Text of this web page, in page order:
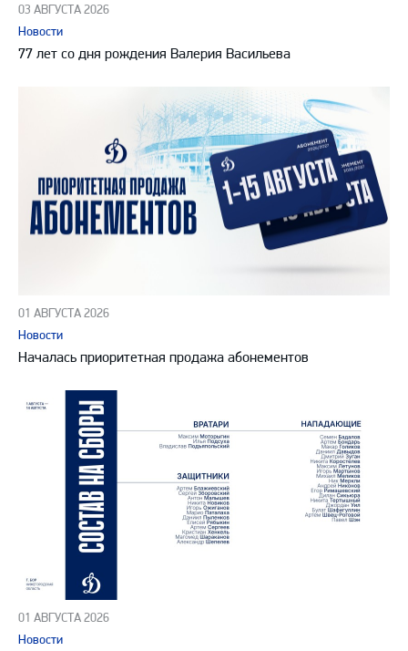
03 АВГУСТА 2026
Новости
77 лет со дня рождения Валерия Васильева
01 АВГУСТА 2026
Новости
Началась приоритетная продажа абонементов
01 АВГУСТА 2026
Новости